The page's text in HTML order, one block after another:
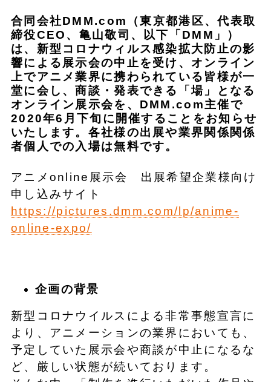
合同会社DMM.com（東京都港区、代表取
締役CEO、亀山敬司、以下「DMM」）
は、新型コロナウィルス感染拡大防止の影
響による展示会の中止を受け、オンライン
上でアニメ業界に携わられている皆様が一
堂に会し、商談・発表できる「場」となる
オンライン展示会を、DMM.com主催で
2020年6月下旬に開催することをお知らせ
いたします。各社様の出展や業界関係関係
者個人での入場は無料です。
アニメonline展示会 出展希望企業様向け
申し込みサイト
https://pictures.dmm.com/lp/anime-
online-expo/
企画の背景
新型コロナウイルスによる非常事態宣言に
より、アニメーションの業界においても、
予定していた展示会や商談が中止になるな
ど、厳しい状態が続いております。